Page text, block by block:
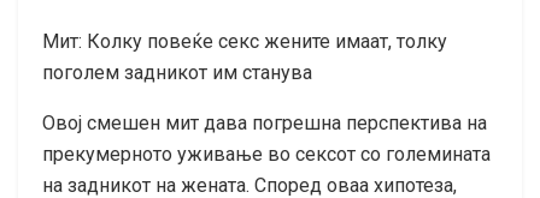
Мит: Колку повеќе секс жените имаат, толку
поголем задникот им станува
Овој смешен мит дава погрешна перспектива на
прекумерното уживање во сексот со големината
на задникот на жената. Според оваа хипотеза,